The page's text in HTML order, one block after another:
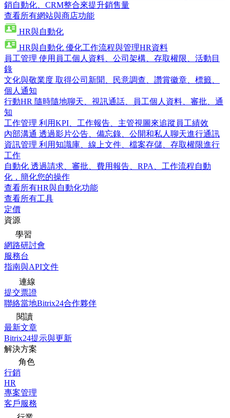
銷自動化、CRM整合來提升銷售量
查看所有網站與商店功能
HR與自動化
HR與自動化 優化工作流程與管理HR資料
員工管理 使用員工個人資料、公司架構、存取權限、活動目
錄
文化與敬業度 取得公司新聞、民意調查、讚賞徽章、標籤、
個人通知
行動HR 隨時隨地聊天、視訊通話、員工個人資料、審批、通
知
工作管理 利用KPI、工作報告、主管視圖來追蹤員工績效
內部溝通 透過影片公告、備忘錄、公開和私人聊天進行通訊
資訊管理 利用知識庫、線上文件、檔案存儲、存取權限進行
工作
自動化 透過請求、審批、費用報告、RPA、工作流程自動
化，簡化您的操作
查看所有HR與自動化功能
查看所有工具
定價
資源
學習
網路研討會
服務台
指南與API文件
連線
提交票證
聯絡當地Bitrix24合作夥伴
閱讀
最新文章
Bitrix24提示與更新
解決方案
角色
行銷
HR
專案管理
客戶服務